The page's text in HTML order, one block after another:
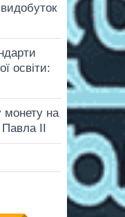
освіти:
монету на
Павла II